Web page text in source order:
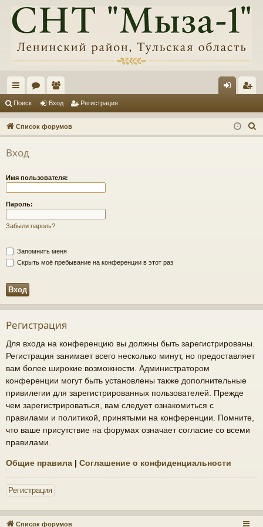
с
ы
лк
и
ум
ы
ол
ьз
ов
и
д ис
тр
Поиск Вход Регистрация
Список форумов
о
Вход
Имя пользователя:
Пароль:
Забыли пароль?
Запомнить меня
Скрыть моё пребывание на конференции в этот раз
Регистрация
Для входа на конференцию вы должны быть зарегистрированы.
Регистрация занимает всего несколько минут, но предоставляет
вам более широкие возможности. Администратором
конференции могут быть установлены также дополнительные
привилегии для зарегистрированных пользователей. Прежде
чем зарегистрироваться, вам следует ознакомиться с
правилами и политикой, принятыми на конференции. Помните,
что ваше присутствие на форумах означает согласие со всеми
правилами.
Общие правила | Соглашение о конфиденциальности
Регистрация
Список форумов